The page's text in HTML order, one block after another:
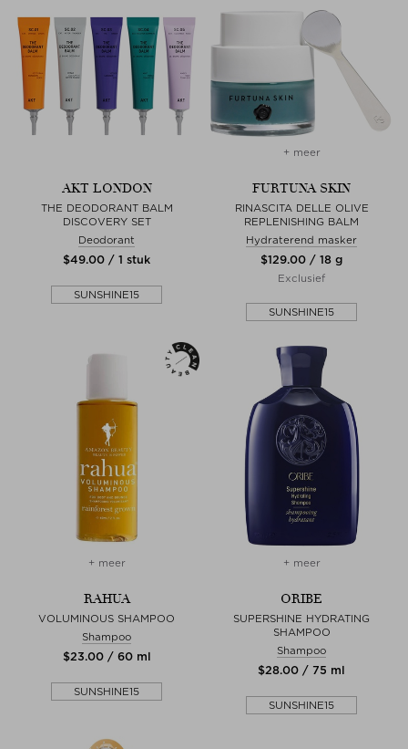
AKT LONDON
THE DEODORANT BALM
DISCOVERY SET
Deodorant
$‌49.00 / 1 stuk
SUNSHINE15
+ meer
FURTUNA SKIN
RINASCITA DELLE OLIVE
REPLENISHING BALM
Hydraterend masker
$‌129.00 / 18 g
Exclusief
SUNSHINE15
+ meer
RAHUA
VOLUMINOUS SHAMPOO
Shampoo
$‌23.00 / 60 ml
SUNSHINE15
+ meer
ORIBE
SUPERSHINE HYDRATING
SHAMPOO
Shampoo
$‌28.00 / 75 ml
SUNSHINE15